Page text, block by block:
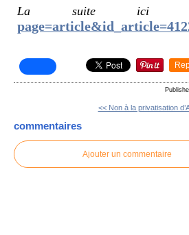
La suite
<< Non à la privatisation
commentaires
Ajouter un commentaire